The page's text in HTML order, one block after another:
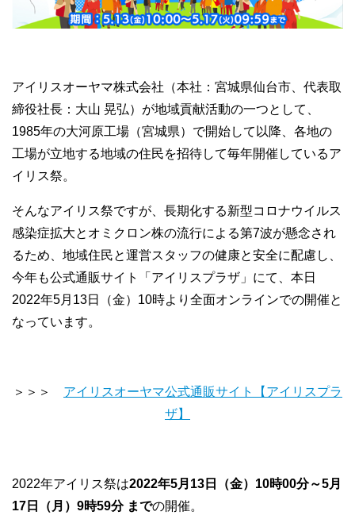
アイリスオーヤマ株式会社（本社：宮城県仙台市、代表取
締役社長：大山 晃弘）が地域貢献活動の一つとして、
1985年の大河原工場（宮城県）で開始して以降、各地の
工場が立地する地域の住民を招待して毎年開催しているア
イリス祭。
そんなアイリス祭ですが、長期化する新型コロナウイルス
感染症拡大とオミクロン株の流行による第7波が懸念され
るため、地域住民と運営スタッフの健康と安全に配慮し、
今年も公式通販サイト「アイリスプラザ」にて、本日
2022年5月13日（金）10時より全面オンラインでの開催と
なっています。
＞＞＞ アイリスオーヤマ公式通販サイト【アイリスプラ
ザ】
2022年アイリス祭は2022年5月13日（金）10時00分～5月
17日（月）9時59分 までの開催。